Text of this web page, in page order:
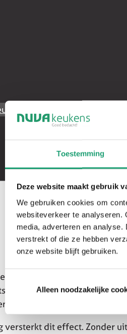
Toestemming
Deze website maakt gebruik
We gebruiken cookies om
websiteverkeer te analyseren.
media, adverteren en
verstrekt of die ze hebben
onze website blijft gebruiken.
Alleen noodzakelijke
om zijn efficiënte
een praktische
logisch verdeeld kunnen
versterkt dit effect. Zonder